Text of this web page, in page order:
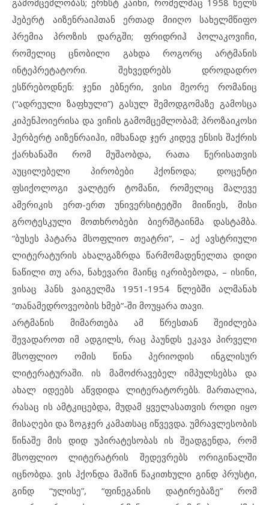
გამომცემლობას; ერნსტ კაინი, რომელმაც 1958 წელს
ჰებერტ აიზენრაიჰთან ერთად მიიღო სახელმწიფო
პრემია პროზის დარგში; ფრიდრიჰ პოლაკოვიჩი,
რომელიც ცნობილი გახდა როგორც არტმანის
ინტეპრეტატორი. შეხვედრებს დროდადრო
ესწრებოდნენ: ჯენი ებნერი, ვისი მეორე რომანიც
(“ადრეული ზაფხული”) გასულ შემოდგომაზე გამოსცა
კიპენჰოიერისა და ვიჩის გამომცემლობამ; პროზაიკოსი
ჰერბერტ აიზენრაიჰი, იმხანად ჯერ კიდევ ენსის შაქრის
ქარხანაში რომ მუშაობდა, რათა წერისათვის
აუცილებელი პირობები ჰქონოდა; დოცენტი
ფსიქოლოგი ვალტერ ტომანი, რომელიც მალევე
ამერიკის ერთ-ერთ უნივერსიტეტში მიიწიეს, მისი
გროტესკული მოთხრობები ბიერშტაინმა დასტამბა.
“ბუსეს პატარა მსოფლიო თეატრი”, – აქ ავსტრიული
ლიტერატურის ახალგაზრდა წარმომადენელთა დიდი
ნაწილი თუ არა, ნახევარი მაინც იკრიბებოდა, – ისინი,
ვისაც ჰანს ვაიგელმა 1951-1954 წლებში ალმანახ
“თანამედროვეობის ხმებ”-ში მოუყარა თავი.
არტმანის მიმართება ამ წრესთან შეიძლება
შევადაროთ იმ ადგილს, რაც პაუნდს ეკავა პირველი
მსოფლიო ომის წინა პერიოდის ინგლისურ
ლიტერატურაში. ის მამოძრავებელ იმპულსებსა და
ახალ იდეებს აწვდიდა ლიტერატორებს. მართალია,
რასაც ის ამტკიცებდა, მუდამ ყველასათვის როდი იყო
მისაღები და ზოგჯერ კამათსაც იწვევდა. უმრავლესობის
წინაშე მის დიდ უპირატესობას ის შეადგენდა, რომ
მსოფლიო ლიტერატრის შედევრებს ორიგინალში
იცნობდა. ვის ჰქონდა მაშინ წაკითხული გინდ პრუსტი,
გინდ “ულისე”, “ფინეგანის დატირებაზე” რომ